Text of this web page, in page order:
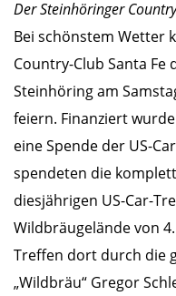
Der Steinhöringer
Bei schönstem Wetter
Country-Club Santa
Steinhöring am
feiern. Finanziert
eine Spende der US-
spendeten die
diesjährigen US-Car-
Wildbräugelände von
Treffen dort durch die
„Wildbräu“ Gregor